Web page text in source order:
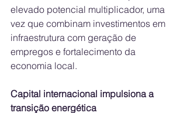
elevado potencial multiplicador, uma
vez que combinam investimentos em
infraestrutura com geração de
empregos e fortalecimento da
economia local.
Capital internacional impulsiona a
transição energética